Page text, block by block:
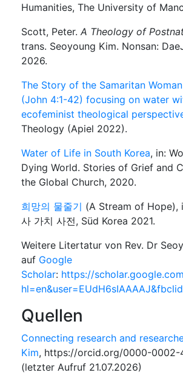
Humanities, The University of
Scott, Peter. A Theology of
trans. Seoyoung Kim. Nonsan:
2026.
The Story of the Samaritan
(John 4:1-42) focusing on water
ecofeminist theological
Theology (Apiel 2022).
Water of Life in South Korea, in:
Dying World. Stories of Grief and
the Global Church, 2020.
희망의 물줄기 (A Stream of Hope),
사 가치 사전, Süd Korea 2021.
Weitere Litertatur von Rev. Dr
auf Google
Scholar: https://
Quellen
Connecting research and
Kim, https://orcid.org/0000-0002-
(letzter Aufruf 21.07.2026)